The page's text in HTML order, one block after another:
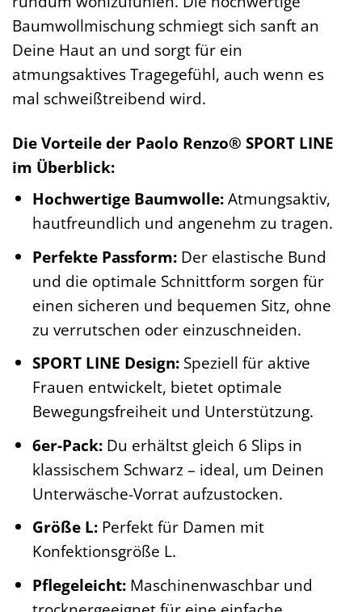
Baumwollmischung schmiegt sich sanft an
Deine Haut an und sorgt für ein
atmungsaktives Tragegefühl, auch wenn es
mal schweißtreibend wird.
Die Vorteile der Paolo Renzo® SPORT LINE
im Überblick:
Hochwertige Baumwolle:Atmungsaktiv,
hautfreundlich und angenehm zu tragen.
Perfekte Passform:Der elastische Bund
und die optimale Schnittform sorgen für
einen sicheren und bequemen Sitz, ohne
zu verrutschen oder einzuschneiden.
SPORT LINE Design:Speziell für aktive
Frauen entwickelt, bietet optimale
Bewegungsfreiheit und Unterstützung.
6er-Pack:Du erhältst gleich 6 Slips in
klassischem Schwarz – ideal, um Deinen
Unterwäsche-Vorrat aufzustocken.
Größe L:Perfekt für Damen mit
Konfektionsgröße L.
Pflegeleicht:Maschinenwaschbar und